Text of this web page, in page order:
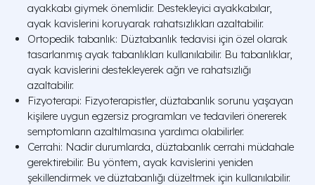
ayakkabı giymek önemlidir. Destekleyici ayakkabılar,
ayak kavislerini koruyarak rahatsızlıkları azaltabilir.
Ortopedik tabanlık: Düztabanlık tedavisi için özel olarak
tasarlanmış ayak tabanlıkları kullanılabilir. Bu tabanlıklar,
ayak kavislerini destekleyerek ağrı ve rahatsızlığı
azaltabilir.
Fizyoterapi: Fizyoterapistler, düztabanlık sorunu yaşayan
kişilere uygun egzersiz programları ve tedavileri önererek
semptomların azaltılmasına yardımcı olabilirler.
Cerrahi: Nadir durumlarda, düztabanlık cerrahi müdahale
gerektirebilir. Bu yöntem, ayak kavislerini yeniden
şekillendirmek ve düztabanlığı düzeltmek için kullanılabilir.